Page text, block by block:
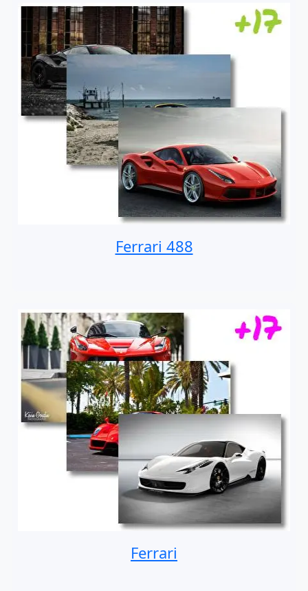
Ferrari 488
Ferrari